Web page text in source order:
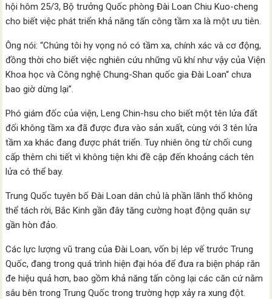
hội hôm 25/3, Bộ trưởng Quốc phòng Đài Loan Chiu Kuo-cheng
cho biết việc phát triển khả năng tấn công tầm xa là một ưu tiên.
Ông nói: “Chúng tôi hy vọng nó có tầm xa, chính xác và cơ động,
đồng thời cho biết việc nghiên cứu những vũ khí như vậy của Viện
Khoa học và Công nghệ Chung-Shan quốc gia Đài Loan“ chưa
bao giờ dừng lại”.
Phó giám đốc của viện, Leng Chin-hsu cho biết một tên lửa đất
đối không tầm xa đã được đưa vào sản xuất, cùng với 3 tên lửa
tầm xa khác đang được phát triển. Tuy nhiên ông từ chối cung
cấp thêm chi tiết vì không tiện khi đề cập đến khoảng cách tên
lửa có thể bay.
Trung Quốc tuyên bố Đài Loan dân chủ là phần lãnh thổ không
thể tách rời, Bắc Kinh gần đây tăng cường hoạt động quân sự
gần hòn đảo.
Các lực lượng vũ trang của Đài Loan, vốn bị lép vế trước Trung
Quốc, đang trong quá trình hiện đại hóa để đưa ra biện pháp răn
đe hiệu quả hơn, bao gồm khả năng tấn công lại các căn cứ nằm
sâu bên trong Trung Quốc trong trường hợp xảy ra xung đột.